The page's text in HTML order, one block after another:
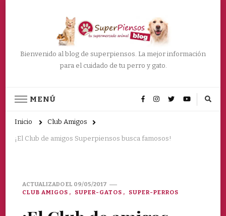
Bienvenido al blog de superpiensos. La mejor información
para el cuidado de tu perro y gato.
MENÚ
Inicio Club Amigos
¡El Club de amigos Superpiensos busca famosos!
ACTUALIZADO EL 09/05/2017
CLUB AMIGOS
SUPER-GATOS SUPER-PERROS